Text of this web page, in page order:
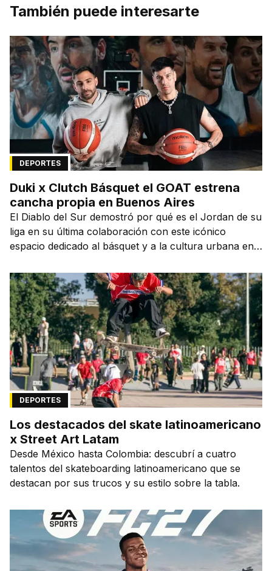
También puede interesarte
DEPORTES
Duki x Clutch Básquet el GOAT estrena
cancha propia en Buenos Aires
El Diablo del Sur demostró por qué es el Jordan de su
liga en su última colaboración con este icónico
espacio dedicado al básquet y a la cultura urbana en
DEPORTES
Los destacados del skate latinoamericano
x Street Art Latam
Desde México hasta Colombia: descubrí a cuatro
talentos del skateboarding latinoamericano que se
destacan por sus trucos y su estilo sobre la tabla.